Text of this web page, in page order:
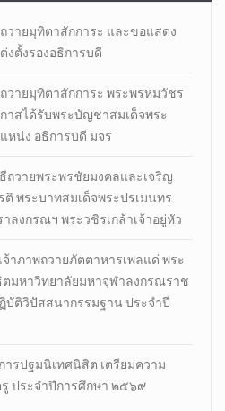
ายมุทิตาสักการะ และขอแสดง
งตั้งรองอธิการบดี
ายมุทิตาสักการะ พระพรหมวัชร
กาสได้รับพระบัญชาสมเด็จพระ
หน่ง อธิการบดี มจร
วายพระพรชัยมงคลและเจริญ
พระบาทสมเด็จพระปรเมนทร
ลงกรณฯ พระวชิรเกล้าเจ้าอยู่หัว
าภาพถวายภัตตาหารเพลแด่ พระ
ตมหาวิทยาลัยมหาจุฬาลงกรณราช
บัติวิปัสสนากรรมฐาน ประจำปี
รปฐมนิเทศนิสิต เตรียมความ
ประจำปีการศึกษา ๒๕๖๙